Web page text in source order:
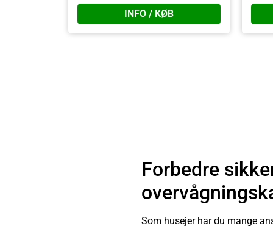
INFO / KØB
Forbedre
Som husejer har du mange